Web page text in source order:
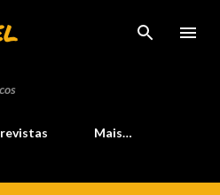
principal
Mais…